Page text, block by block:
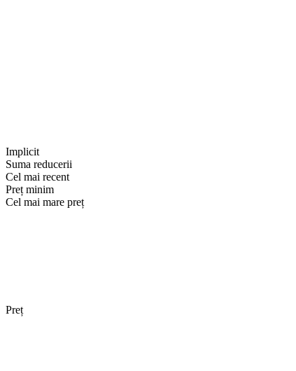
Implicit
Suma reducerii
Cel mai recent
Preț minim
Cel mai mare preț
Preț